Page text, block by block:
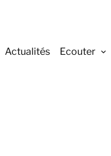
Actualités Ecouter